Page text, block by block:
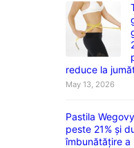
reduce la
May 13, 2026
Pastila
peste 21% și
îmbunătățire